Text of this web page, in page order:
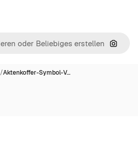
Nach
/Aktenkoffer-Symbol-V…